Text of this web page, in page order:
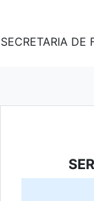
SECRETARIA DE